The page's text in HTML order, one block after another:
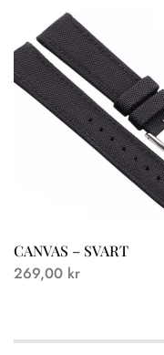
CANVAS – SVART
269,00 kr